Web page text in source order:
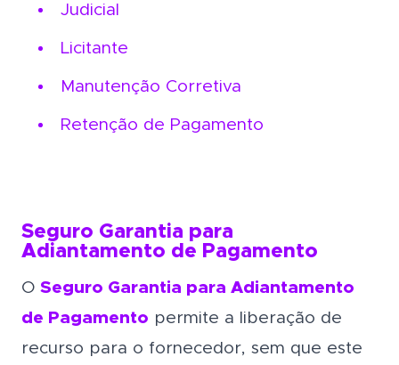
Judicial
Licitante
Manutenção Corretiva
Retenção de Pagamento
Seguro Garantia para
Adiantamento de Pagamento
O Seguro Garantia para Adiantamento
de Pagamento permite a liberação de
recurso para o fornecedor, sem que este